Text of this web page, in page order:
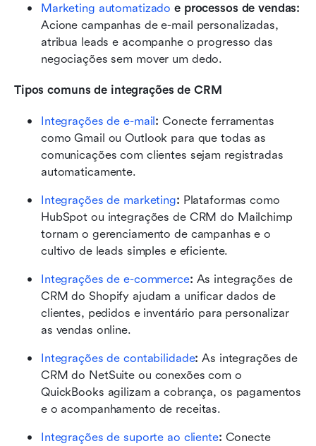
Marketing automatizado e processos de vendas:
Acione campanhas de e-mail personalizadas,
atribua leads e acompanhe o progresso das
negociações sem mover um dedo.
Tipos comuns de integrações de CRM
Integrações de e-mail: Conecte ferramentas
como Gmail ou Outlook para que todas as
comunicações com clientes sejam registradas
automaticamente.
Integrações de marketing: Plataformas como
HubSpot ou integrações de CRM do Mailchimp
tornam o gerenciamento de campanhas e o
cultivo de leads simples e eficiente.
Integrações de e-commerce: As integrações de
CRM do Shopify ajudam a unificar dados de
clientes, pedidos e inventário para personalizar
as vendas online.
Integrações de contabilidade: As integrações de
CRM do NetSuite ou conexões com o
QuickBooks agilizam a cobrança, os pagamentos
e o acompanhamento de receitas.
Integrações de suporte ao cliente: Conecte